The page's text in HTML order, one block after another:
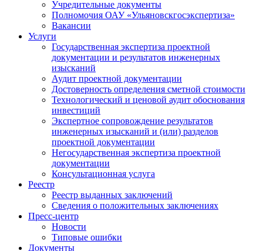
Учредительные документы
Полномочия ОАУ «Ульяновскгосэкспертиза»
Вакансии
Услуги
Государственная экспертиза проектной
документации и результатов инженерных
изысканий
Аудит проектной документации
Достоверность определения сметной стоимости
Технологический и ценовой аудит обоснования
инвестиций
Экспертное сопровождение результатов
инженерных изысканий и (или) разделов
проектной документации
Негосударственная экспертиза проектной
документации
Консультационная услуга
Реестр
Реестр выданных заключений
Сведения о положительных заключениях
Пресс-центр
Новости
Типовые ошибки
Документы